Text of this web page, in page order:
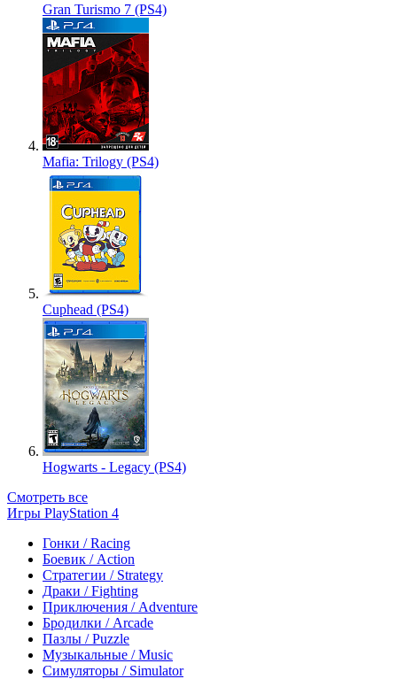
Gran Turismo 7 (PS4)
Mafia: Trilogy (PS4)
Cuphead (PS4)
Hogwarts - Legacy (PS4)
Смотреть все
Игры PlayStation 4
Гонки / Racing
Боевик / Action
Стратегии / Strategy
Драки / Fighting
Приключения / Adventure
Бродилки / Arcade
Пазлы / Puzzle
Музыкальные / Music
Симуляторы / Simulator